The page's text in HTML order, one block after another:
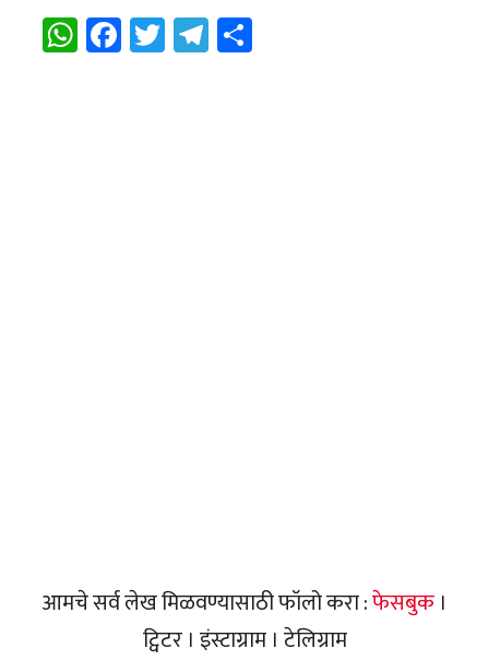
WhatsApp
Facebook
TwitterTelegram
आमचे सर्व लेख मिळवण्यासाठी फॉलो करा :फेसबुक ।
ट्विटर । इंस्टाग्राम । टेलिग्राम